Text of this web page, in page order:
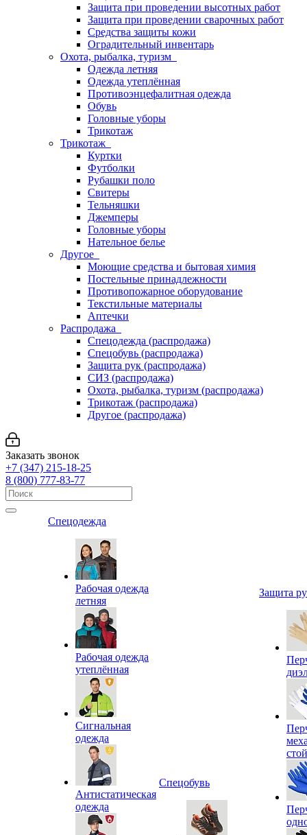
Защита при проведении высотных работ
Защита при проведении сварочных работ
Средства защиты кожи
Оградительный инвентарь
Охота, рыбалка, туризм
Одежда летняя
Одежда утеплённая
Противоэнцефалитная одежда
Обувь
Головные уборы
Трикотаж
Трикотаж
Куртки
Футболки
Рубашки поло
Свитеры
Тельняшки
Джемперы
Головные уборы
Нательное белье
Другое
Моющие средства и бытовая химия
Постельные принадлежности
Противопожарное оборудование
Текстильные материалы
Аптечки
Распродажа
Спецодежда (распродажа)
Спецобувь (распродажа)
Защита рук (распродажа)
СИЗ (распродажа)
Охота, рыбалка, туризм (распродажа)
Трикотаж (распродажа)
Другое (распродажа)
Заказать звонок
+7 (347) 215-18-25
8 (800) 777-83-77
Спецодежда
Рабочая одежда
летняя
Рабочая одежда
утеплённая
Сигнальная
одежда
Антистатическая
одежда
Спецобувь
Защита